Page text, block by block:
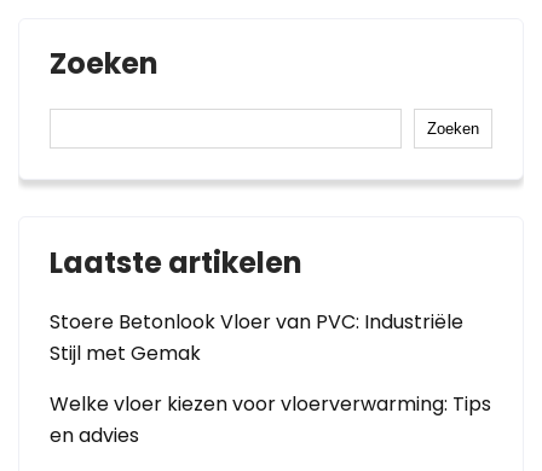
Zoeken
Zoeken
Laatste artikelen
Stoere Betonlook Vloer van PVC: Industriële
Stijl met Gemak
Welke vloer kiezen voor vloerverwarming: Tips
en advies